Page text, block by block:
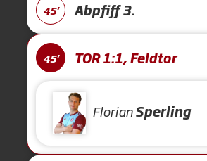
45' Abpfiff 3.
45' TOR 1:1, Feldtor
FlorianSperling